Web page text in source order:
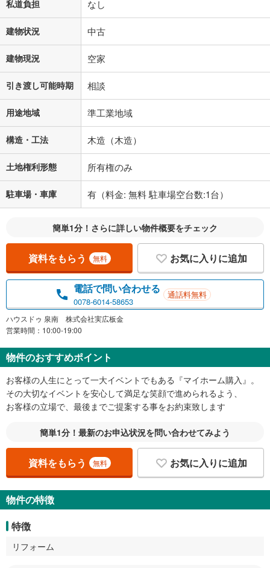
私道負担 なし
建物状況 中古
建物現況 空家
引き渡し可能時期 相談
用途地域 準工業地域
構造・工法 木造（木造）
土地権利形態 所有権のみ
駐車場・車庫 有（料金: 無料 駐車場空台数:1台）
簡単1分！さらに詳しい物件概要をチェック
資料をもらう 無料 お気に入りに追加
電話で問い合わせる
0078-6014-58653
通話料無料
ハウスドゥ 泉南 株式会社実広板金
営業時間：10:00-19:00
物件のおすすめポイント
お客様の人生にとって一大イベントでもある『マイホーム購入』。
その大切なイベントを安心して満足な笑顔で進められるよう、
お客様の立場で、最後までご提案する事をお約束致します
簡単1分！最新のお申込状況を問い合わせてみよう
資料をもらう 無料 お気に入りに追加
物件の特徴
特徴
リフォーム